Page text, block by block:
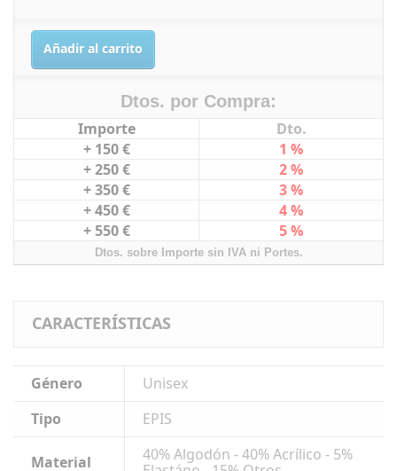
Añadir al carrito
Dtos. por Compra:
Importe
Dto.
+ 150 €
1 %
+ 250 €
2 %
+ 350 €
3 %
+ 450 €
4 %
+ 550 €
5 %
Dtos. sobre Importe sin IVA ni Portes.
CARACTERÍSTICAS
Género
Unisex
Tipo
EPIS
Material
40% Algodón - 40% Acrílico - 5%